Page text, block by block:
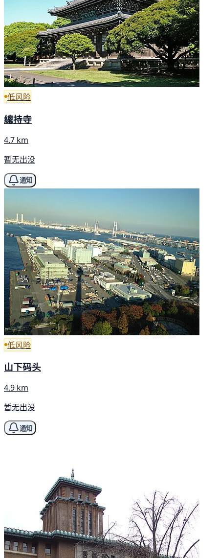
低风险
總持寺
4.7 km
暂无出没
通知
低风险
山下码头
4.9 km
暂无出没
通知